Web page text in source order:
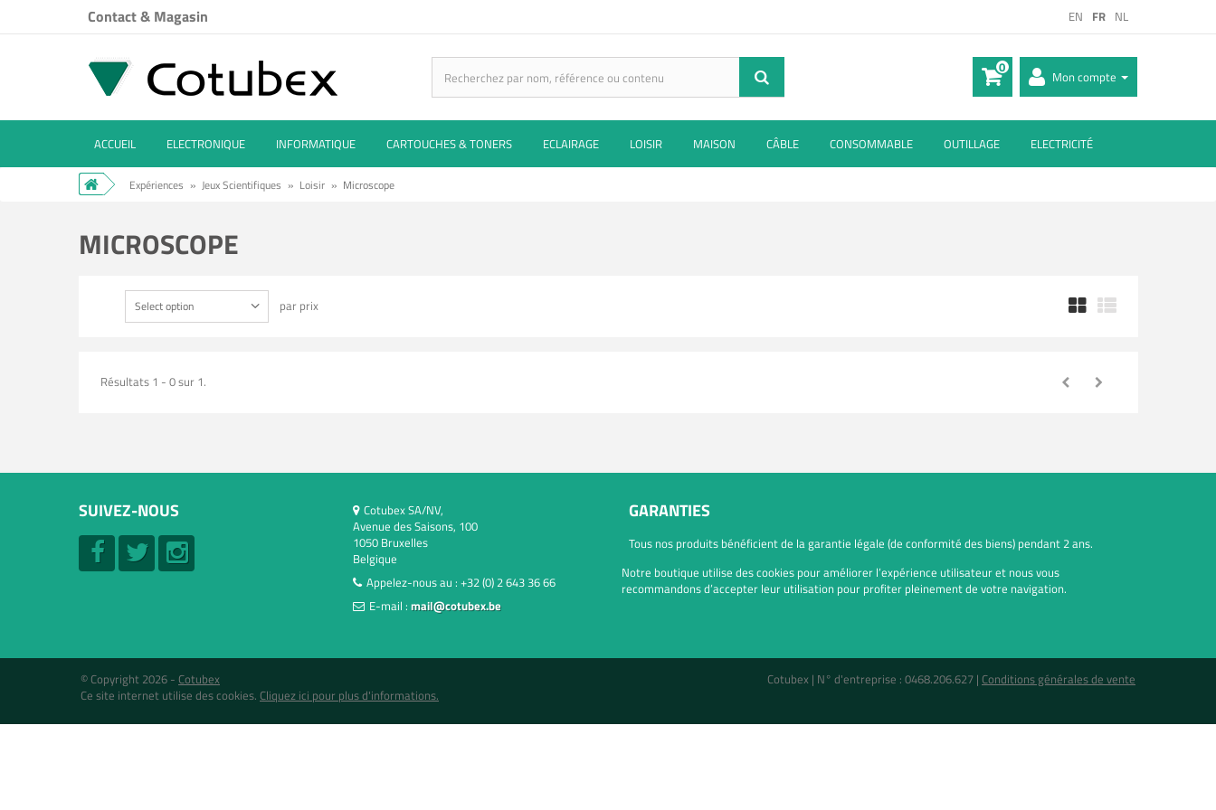
EN FR NL
Contact & Magasin
Mon compte
0
ACCUEIL ELECTRONIQUE INFORMATIQUE CARTOUCHES & TONERS ECLAIRAGE LOISIR MAISON CÂBLE CONSOMMABLE OUTILLAGE ELECTRICITÉ
Expériences » Jeux Scientifiques » Loisir » Microscope
MICROSCOPE
Select option par prix
Résultats 1 - 0 sur 1.
SUIVEZ-NOUS GARANTIES
Tous nos produits bénéficient de la garantie légale (de conformité des biens) pendant 2 ans.
Cotubex SA/NV,
Avenue des Saisons, 100
1050 Bruxelles
Belgique
Appelez-nous au : +32 (0) 2 643 36 66
E-mail : mail@cotubex.be
Notre boutique utilise des cookies pour améliorer l’expérience utilisateur et nous vous
recommandons d’accepter leur utilisation pour profiter pleinement de votre navigation.
© Copyright 2026 - Cotubex
Ce site internet utilise des cookies. Cliquez ici pour plus d'informations.
Cotubex | N° d'entreprise : 0468.206.627 | Conditions générales de vente